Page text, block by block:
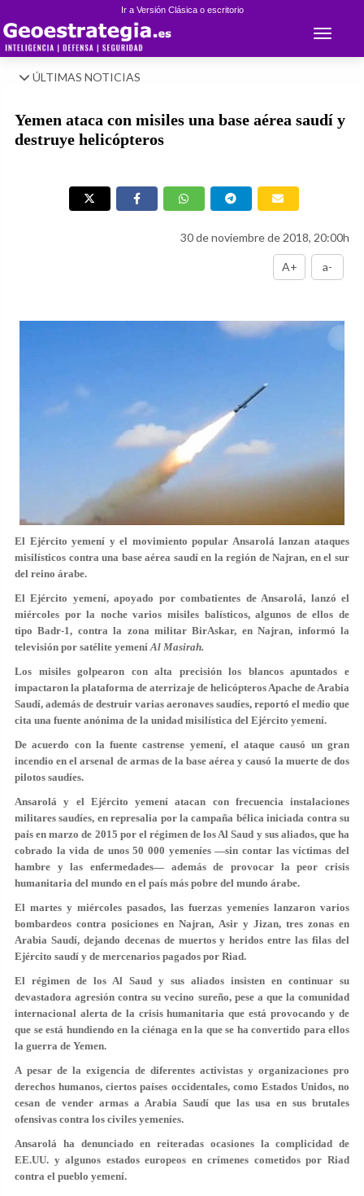
Ir a Versión Clásica o escritorio
Toggle
ÚLTIMAS NOTICIAS
Yemen ataca con misiles una base aérea saudí y
destruye helicópteros
30 de noviembre de 2018, 20:00h
A+ a-
El Ejército yemení y el movimiento popular Ansarolá lanzan ataques
misilísticos contra una base aérea saudí en la región de Najran, en el sur
del reino árabe.
El Ejército yemení, apoyado por combatientes de Ansarolá, lanzó el
miércoles por la noche varios misiles balísticos, algunos de ellos de
tipo Badr-1, contra la zona militar BirAskar, en Najran, informó la
televisión por satélite yemeníAl Masirah.
Los misiles golpearon con alta precisión los blancos apuntados e
impactaron la plataforma de aterrizaje de helicópteros Apache de Arabia
Saudí, además de destruir varias aeronaves saudíes, reportó el medio que
cita una fuente anónima de la unidad misilística del Ejército yemení.
De acuerdo con la fuente castrense yemení, el ataque causó un gran
incendio en el arsenal de armas de la base aérea y causó la muerte de dos
pilotos saudíes.
Ansarolá y el Ejército yemení atacan con frecuencia instalaciones
militares saudíes, en represalia por la campaña bélica iniciada contra su
país en marzo de 2015 por el régimen de los Al Saud y sus aliados, que ha
cobrado la vida de unos 50 000 yemeníes —sin contar las víctimas del
hambre y las enfermedades— además de provocar la peor crisis
humanitaria del mundo en el país más pobre del mundo árabe.
El martes y miércoles pasados, las fuerzas yemeníes lanzaron varios
bombardeos contra posiciones en Najran, Asir y Jizan, tres zonas en
Arabia Saudí, dejando decenas de muertos y heridos entre las filas del
Ejército saudí y de mercenarios pagados por Riad.
El régimen de los Al Saud y sus aliados insisten en continuar su
devastadora agresión contra su vecino sureño, pese a que la comunidad
internacional alerta de la crisis humanitaria que está provocando y de
que se está hundiendo en la ciénaga en la que se ha convertido para ellos
la guerra de Yemen.
A pesar de la exigencia de diferentes activistas y organizaciones pro
derechos humanos, ciertos países occidentales, como Estados Unidos, no
cesan de vender armas a Arabia Saudí que las usa en sus brutales
ofensivas contra los civiles yemeníes.
Ansarolá ha denunciado en reiteradas ocasiones la complicidad de
EE.UU. y algunos estados europeos en crímenes cometidos por Riad
contra el pueblo yemení.